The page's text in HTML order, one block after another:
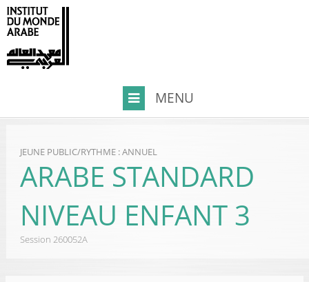
JEUNE PUBLIC/RYTHME : ANNUEL
ARABE STANDARD
NIVEAU ENFANT 3
Session 260052A